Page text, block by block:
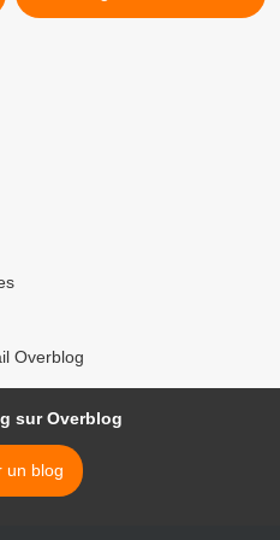
Overblog
sur Overblog
un blog